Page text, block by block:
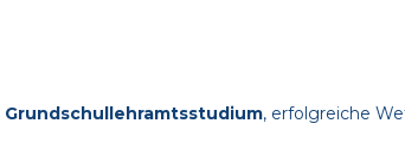
Grundschullehramtsstudium, erfolgreiche